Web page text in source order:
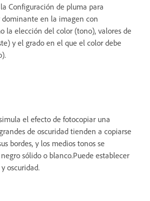
Configuración de pluma para
en la imagen con
la elección del color (tono), valores de
y el grado en el que el color debe
el efecto de fotocopiar una
de oscuridad tienden a copiarse
bordes, y los medios tonos se
sólido o blanco.Puede establecer
oscuridad.